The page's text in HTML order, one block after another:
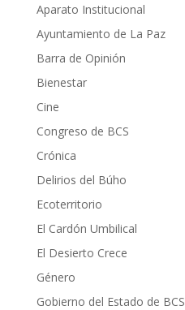
Aparato Institucional
Ayuntamiento de La Paz
Barra de Opinión
Bienestar
Cine
Congreso de BCS
Crónica
Delirios del Búho
Ecoterritorio
El Cardón Umbilical
El Desierto Crece
Género
Gobierno del Estado de BCS